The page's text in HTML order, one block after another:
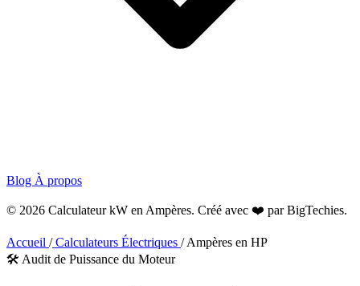
Blog À propos
© 2026 Calculateur kW en Ampères. Créé avec ❤️ parBigTechies.
Accueil /Calculateurs Électriques /Ampères en HP
🛠️ Audit de Puissance du Moteur